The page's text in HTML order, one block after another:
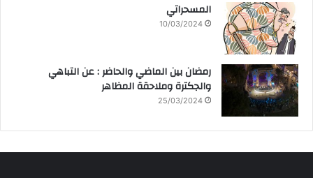
المسحراتي
10/03/2024
رمضان بين الماضي والحاضر : عن التباهي
والجكترة وملاحقة المظاهر
25/03/2024